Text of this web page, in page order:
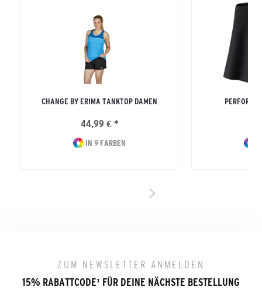
CHANGE BY ERIMA TANKTOP DAMEN
44,99 € *
IN 9 FARBEN
ZUM NEWSLETTER ANMELDEN
15% RABATTCODE¹ FÜR DEINE NÄCHSTE BESTELLUNG